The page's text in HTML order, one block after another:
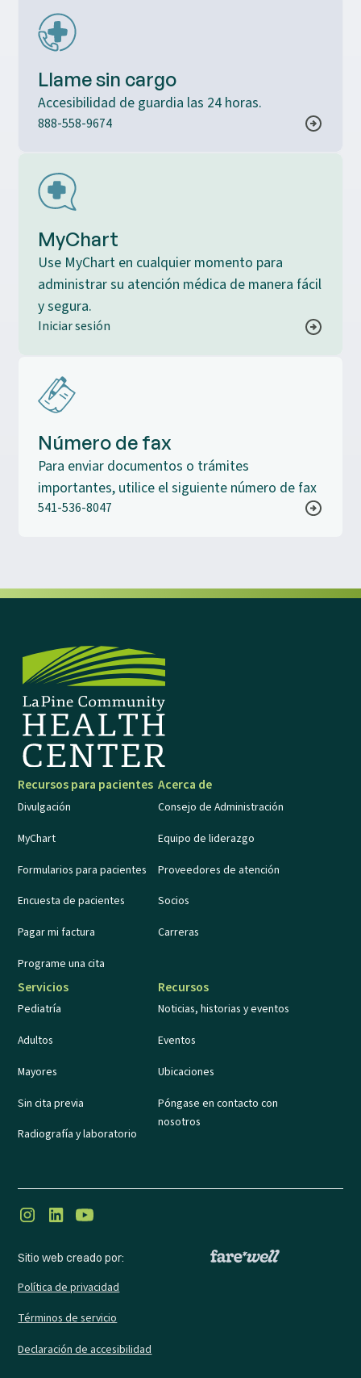
Llame sin cargo
Accesibilidad de guardia las 24 horas.
888-558-9674
MyChart
Use MyChart en cualquier momento para
administrar su atención médica de manera fácil
y segura.
Iniciar sesión
Número de fax
Para enviar documentos o trámites
importantes, utilice el siguiente número de fax
541-536-8047
Recursos para pacientes
Divulgación
MyChart
Formularios para pacientes
Encuesta de pacientes
Pagar mi factura
Programe una cita
Acerca de
Consejo de Administración
Equipo de liderazgo
Proveedores de atención
Socios
Carreras
Servicios
Pediatría
Adultos
Mayores
Sin cita previa
Radiografía y laboratorio
Recursos
Noticias, historias y eventos
Eventos
Ubicaciones
Póngase en contacto con
nosotros
Sitio web creado por:
Política de privacidad
Términos de servicio
Declaración de accesibilidad